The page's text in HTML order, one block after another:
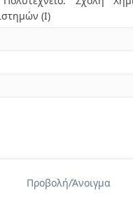
(I)
Προβολή/Άνοιγμα